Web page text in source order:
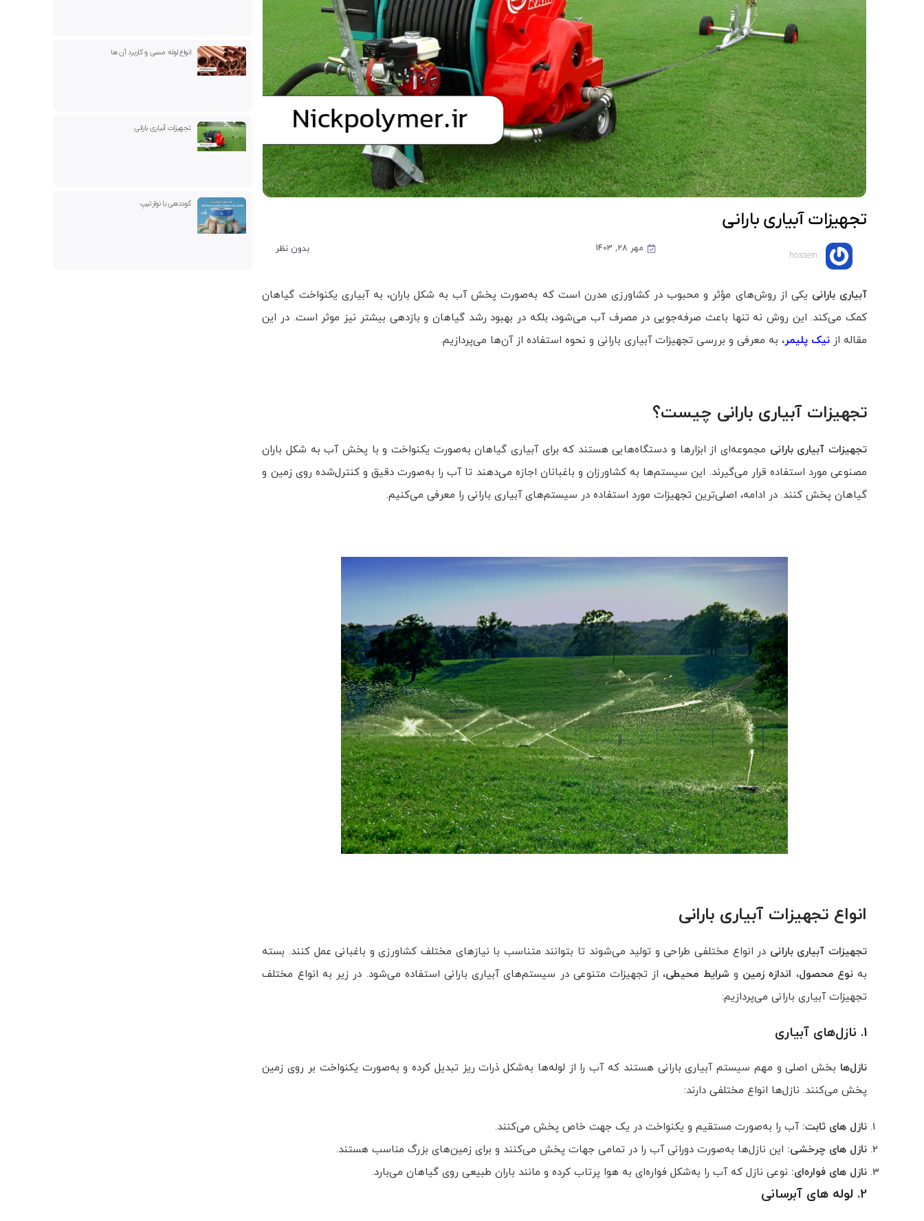
تجهیزات آبیاری بارانی
hossein
مهر 28, 1403 بدون نظر
آبیاری بارانی یکی از روش‌های مؤثر و محبوب در کشاورزی مدرن است که به‌صورت پخش آب به شکل باران، به آبیاری یکنواخت گیاهان
کمک می‌کند. این روش نه تنها باعث صرفه‌جویی در مصرف آب می‌شود، بلکه در بهبود رشد گیاهان و بازدهی بیشتر نیز موثر است. در این
مقاله از نیک پلیمر، به معرفی و بررسی تجهیزات آبیاری بارانی و نحوه استفاده از آن‌ها می‌پردازیم.
تجهیزات آبیاری بارانی چیست؟
تجهیزات آبیاری بارانی مجموعه‌ای از ابزارها و دستگاه‌هایی هستند که برای آبیاری گیاهان به‌صورت یکنواخت و با پخش آب به شکل باران
مصنوعی مورد استفاده قرار می‌گیرند. این سیستم‌ها به کشاورزان و باغبانان اجازه می‌دهند تا آب را به‌صورت دقیق و کنترل‌شده روی زمین و
گیاهان پخش کنند. در ادامه، اصلی‌ترین تجهیزات مورد استفاده در سیستم‌های آبیاری بارانی را معرفی می‌کنیم.
انواع تجهیزات آبیاری بارانی
تجهیزات آبیاری بارانی در انواع مختلفی طراحی و تولید می‌شوند تا بتوانند متناسب با نیازهای مختلف کشاورزی و باغبانی عمل کنند. بسته
بهنوع محصول، اندازه زمین و شرایط محیطی، از تجهیزات متنوعی در سیستم‌های آبیاری بارانی استفاده می‌شود. در زیر به انواع مختلف
تجهیزات آبیاری بارانی می‌پردازیم:
1. نازل‌های آبیاری
نازل‌ها بخش اصلی و مهم سیستم آبیاری بارانی هستند که آب را از لوله‌ها به‌شکل ذرات ریز تبدیل کرده و به‌صورت یکنواخت بر روی زمین
پخش می‌کنند. نازل‌ها انواع مختلفی دارند:
نازل‌ های ثابت: آب را به‌صورت مستقیم و یکنواخت در یک جهت خاص پخش می‌کنند.
نازل‌ های چرخشی: این نازل‌ها به‌صورت دورانی آب را در تمامی جهات پخش می‌کنند و برای زمین‌های بزرگ مناسب هستند.
نازل‌ های فواره‌ای: نوعی نازل که آب را به‌شکل فواره‌ای به هوا پرتاب کرده و مانند باران طبیعی روی گیاهان می‌بارد.
2. لوله‌ های آبرسانی
انواع لوله مسی و کاربرد آن ها
تجهیزات آبیاری بارانی
کوددهی با نوارتیپ